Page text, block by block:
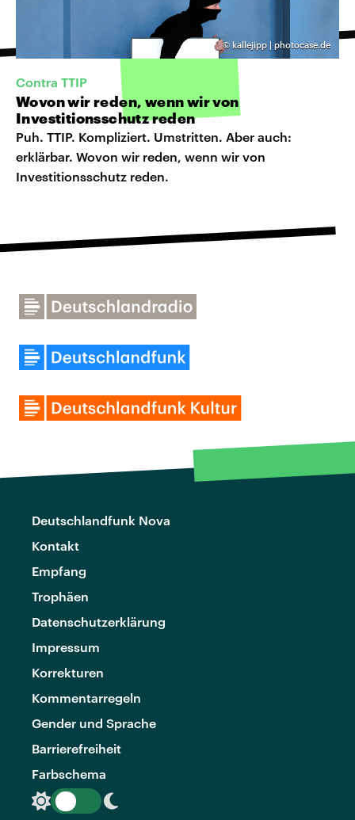
© kallejipp | photocase.de
Contra TTIP
Wovon wir reden, wenn wir von
Investitionsschutz reden
Puh. TTIP. Kompliziert. Umstritten. Aber auch:
erklärbar. Wovon wir reden, wenn wir von
Investitionsschutz reden.
Deutschlandfunk Nova
Kontakt
Empfang
Trophäen
Datenschutzerklärung
Impressum
Korrekturen
Kommentarregeln
Gender und Sprache
Barrierefreiheit
Farbschema